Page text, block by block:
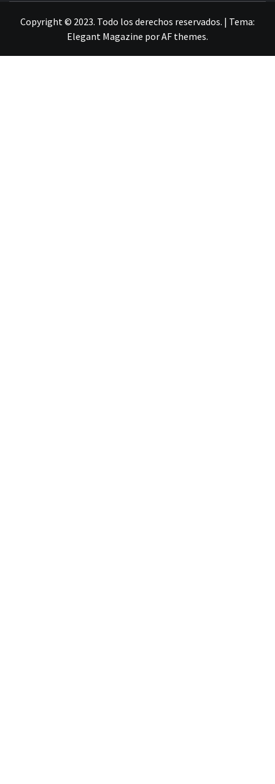
Copyright © 2023. Todo los derechos reservados. | Tema:
Elegant Magazine porAF themes.